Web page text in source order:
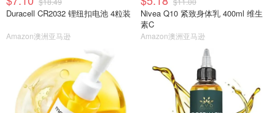
Duracell CR2032 锂纽扣电池 4粒装
Amazon澳洲亚马逊
Nivea Q10 紧致身体乳 400ml 维生
素C
Amazon澳洲亚马逊